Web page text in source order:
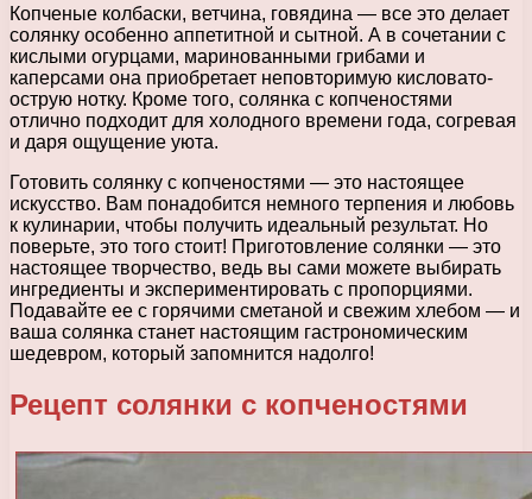
Копченые колбаски, ветчина, говядина — все это делает
солянку особенно аппетитной и сытной. А в сочетании с
кислыми огурцами, маринованными грибами и
каперсами она приобретает неповторимую кисловато-
острую нотку. Кроме того, солянка с копченостями
отлично подходит для холодного времени года, согревая
и даря ощущение уюта.
Готовить солянку с копченостями — это настоящее
искусство. Вам понадобится немного терпения и любовь
к кулинарии, чтобы получить идеальный результат. Но
поверьте, это того стоит! Приготовление солянки — это
настоящее творчество, ведь вы сами можете выбирать
ингредиенты и экспериментировать с пропорциями.
Подавайте ее с горячими сметаной и свежим хлебом — и
ваша солянка станет настоящим гастрономическим
шедевром, который запомнится надолго!
Рецепт солянки с копченостями